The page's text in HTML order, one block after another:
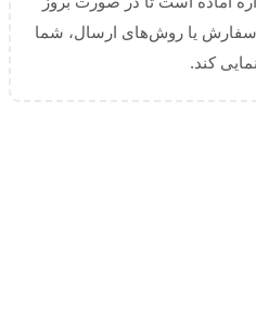
سفارش یا روش‌های ارسال، شما
کند.